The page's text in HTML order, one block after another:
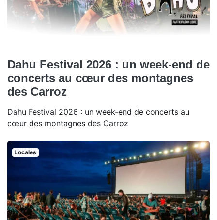
Dahu Festival 2026 : un week-end de
concerts au cœur des montagnes
des Carroz
Dahu Festival 2026 : un week-end de concerts au
cœur des montagnes des Carroz
Locales